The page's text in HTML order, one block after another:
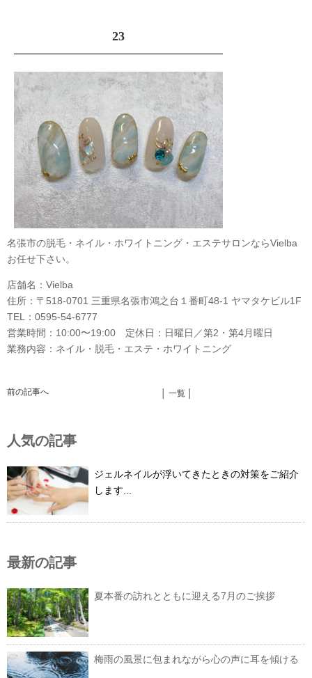
23
名張市の脱毛・ネイル・ホワイトニング・エステサロンならVielba
お任せ下さい。
店舗名：Vielba
住所：〒518-0701 三重県名張市鴻之台１番町48-1 ヤマタケビル1F
TEL：0595-54-6777
営業時間：10:00〜19:00 定休日：日曜日／第2・第4月曜日
業務内容：ネイル・脱毛・エステ・ホワイトニング
前の記事へ │ 一覧 │
人気の記事
ジェルネイルが浮いてきたときの対策をご紹介
します...
最新の記事
夏本番の訪れとともに迎える7月のご挨拶
梅雨の風景に包まれながら心の声に耳を傾ける